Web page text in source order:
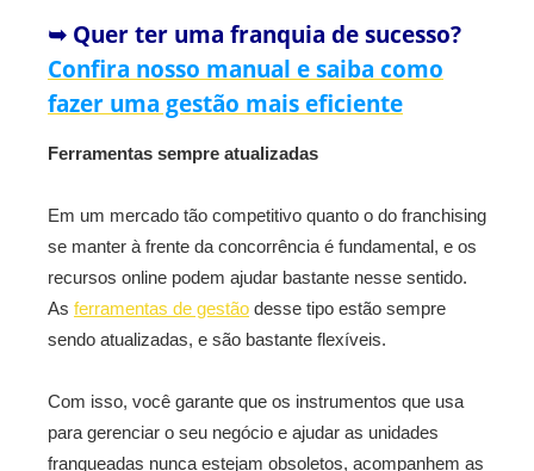
➥ Quer ter uma franquia de sucesso?
Confira nosso manual e saiba como
fazer uma gestão mais eficiente
Ferramentas sempre atualizadas
Em um mercado tão competitivo quanto o do franchising
se manter à frente da concorrência é fundamental, e os
recursos online podem ajudar bastante nesse sentido.
As ferramentas de gestão desse tipo estão sempre
sendo atualizadas, e são bastante flexíveis.
Com isso, você garante que os instrumentos que usa
para gerenciar o seu negócio e ajudar as unidades
franqueadas nunca estejam obsoletos, acompanhem as